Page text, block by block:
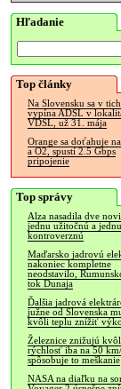
Hľadanie
Top články
Na Slovensku sa v
vypína ADSL v
VDSL, už 31. mája
Orange sa doťahuje
a O2, spustí 2.5 Gbps
pripojenie
Top správy
Alza nasadila dve
jednu užitočnú a jednu
kontroverznú
Maďarsko jadrovú
nakoniec kompletne
neodstavilo,
tok Dunaja
Ďalšia jadrová
južne od Slovenska
kvôli teplu znížiť
Železnice znižujú
rýchlosť iba na 50 km/
spôsobuje to meškanie
NASA na diaľku na